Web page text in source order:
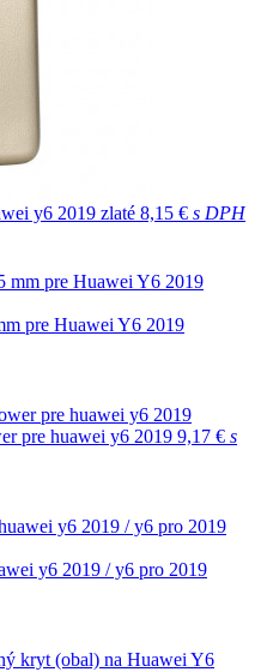
y6 2019 zlaté 8,15 € s DPH
pre Huawei Y6 2019
pre huawei y6 2019 9,17 € s
y6 2019 / y6 pro 2019